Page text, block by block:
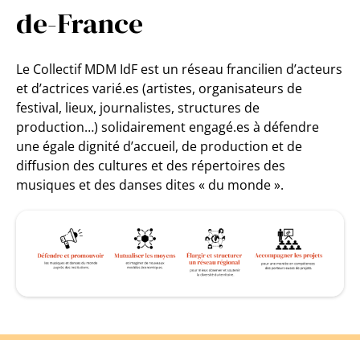
de-France
Le Collectif MDM IdF est un réseau francilien d’acteurs
et d’actrices varié.es (artistes, organisateurs de
festival, lieux, journalistes, structures de
production…) solidairement engagé.es à défendre
une égale dignité d’accueil, de production et de
diffusion des cultures et des répertoires des
musiques et des danses dites « du monde ».